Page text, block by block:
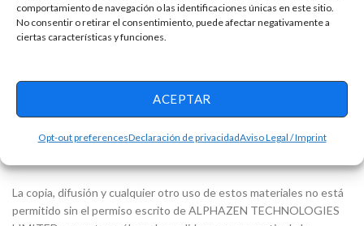
comportamiento de navegación o las identificaciones únicas en este sitio.
No consentir o retirar el consentimiento, puede afectar negativamente a
ciertas características y funciones.
ACEPTAR
Opt-out preferencesDeclaración de privacidadAviso Legal / Imprint
Todos los derechos de propiedad intelectual sobre el contenido de
esta web pertenecen a ALPHAZEN TECHNOLOGIES LIMITED.
Anuncio
La copia, difusión y cualquier otro uso de estos materiales no está
permitido sin el permiso escrito de ALPHAZEN TECHNOLOGIES